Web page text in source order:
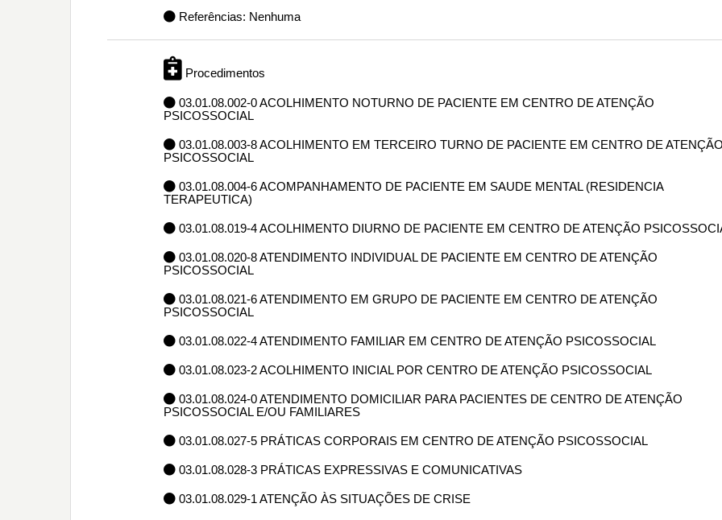
Referências: Nenhuma
Procedimentos
03.01.08.002-0 ACOLHIMENTO NOTURNO DE PACIENTE EM CENTRO DE ATENÇÃO
PSICOSSOCIAL
03.01.08.003-8 ACOLHIMENTO EM TERCEIRO TURNO DE PACIENTE EM CENTRO DE
PSICOSSOCIAL
03.01.08.004-6 ACOMPANHAMENTO DE PACIENTE EM SAUDE MENTAL (RESIDENCIA
TERAPEUTICA)
03.01.08.019-4 ACOLHIMENTO DIURNO DE PACIENTE EM CENTRO DE ATENÇÃO
03.01.08.020-8 ATENDIMENTO INDIVIDUAL DE PACIENTE EM CENTRO DE ATENÇÃO
PSICOSSOCIAL
03.01.08.021-6 ATENDIMENTO EM GRUPO DE PACIENTE EM CENTRO DE ATENÇÃO
PSICOSSOCIAL
03.01.08.022-4 ATENDIMENTO FAMILIAR EM CENTRO DE ATENÇÃO PSICOSSOCIAL
03.01.08.023-2 ACOLHIMENTO INICIAL POR CENTRO DE ATENÇÃO PSICOSSOCIAL
03.01.08.024-0 ATENDIMENTO DOMICILIAR PARA PACIENTES DE CENTRO DE ATENÇÃO
PSICOSSOCIAL E/OU FAMILIARES
03.01.08.027-5 PRÁTICAS CORPORAIS EM CENTRO DE ATENÇÃO PSICOSSOCIAL
03.01.08.028-3 PRÁTICAS EXPRESSIVAS E COMUNICATIVAS
03.01.08.029-1 ATENÇÃO ÀS SITUAÇÕES DE CRISE